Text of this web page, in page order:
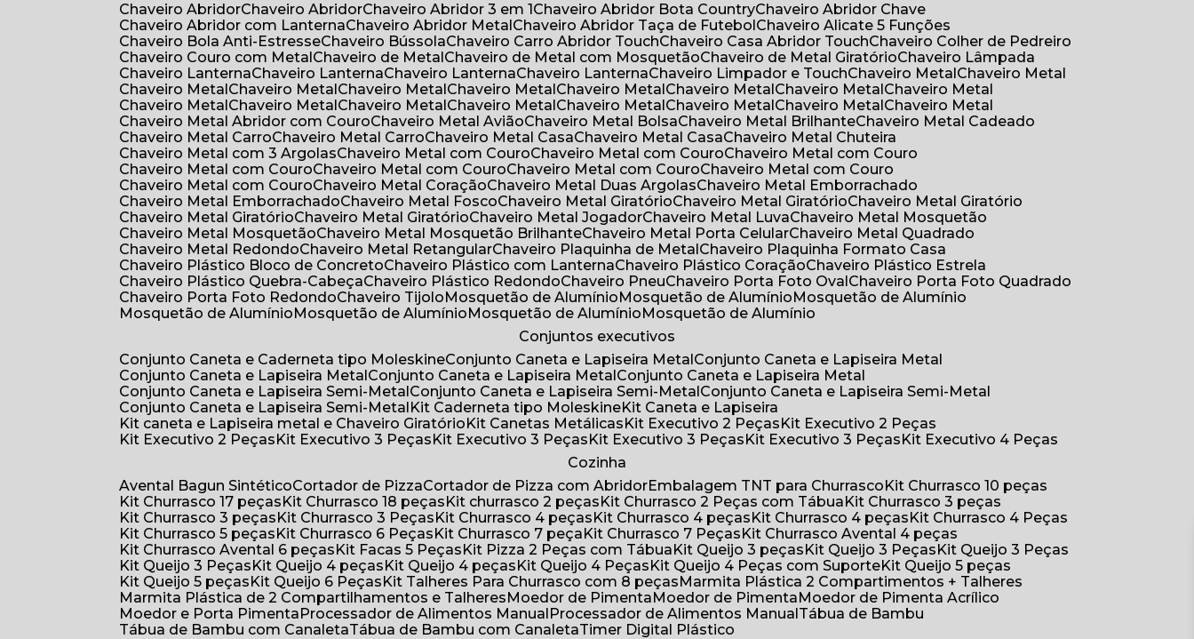
Chaveiro Abridor
Chaveiro Abridor Chaveiro Abridor 3 em 1 Chaveiro Abridor Bota Country
Chaveiro Abridor Chave
Chaveiro Abridor com Lanterna
Chaveiro Abridor Metal Chaveiro Abridor Taça de Futebol
Chaveiro Alicate 5 Funções
Chaveiro Bola Anti-Estresse
Chaveiro Bússola Chaveiro Carro Abridor Touch Chaveiro Casa Abridor Touch
Chaveiro Colher de Pedreiro
Chaveiro Couro com Metal
Chaveiro de Metal Chaveiro de Metal com Mosquetão Chaveiro de Metal Giratório
Chaveiro Lâmpada
Chaveiro Lanterna
Chaveiro Lanterna Chaveiro Lanterna Chaveiro Lanterna Chaveiro Limpador e Touch Chaveiro Metal
Chaveiro Metal
Chaveiro Metal
Chaveiro Metal Chaveiro Metal Chaveiro Metal Chaveiro Metal Chaveiro Metal Chaveiro Metal
Chaveiro Metal
Chaveiro Metal
Chaveiro Metal Chaveiro Metal Chaveiro Metal Chaveiro Metal Chaveiro Metal Chaveiro Metal
Chaveiro Metal
Chaveiro Metal Abridor com Couro
Chaveiro Metal Avião Chaveiro Metal Bolsa Chaveiro Metal Brilhante
Chaveiro Metal Cadeado
Chaveiro Metal Carro
Chaveiro Metal Carro Chaveiro Metal Casa Chaveiro Metal Casa
Chaveiro Metal Chuteira
Chaveiro Metal com 3 Argolas
Chaveiro Metal com Couro Chaveiro Metal com Couro
Chaveiro Metal com Couro
Chaveiro Metal com Couro
Chaveiro Metal com Couro Chaveiro Metal com Couro
Chaveiro Metal com Couro
Chaveiro Metal com Couro
Chaveiro Metal Coração Chaveiro Metal Duas Argolas
Chaveiro Metal Emborrachado
Chaveiro Metal Emborrachado
Chaveiro Metal Fosco Chaveiro Metal Giratório Chaveiro Metal Giratório
Chaveiro Metal Giratório
Chaveiro Metal Giratório
Chaveiro Metal Giratório Chaveiro Metal Jogador Chaveiro Metal Luva
Chaveiro Metal Mosquetão
Chaveiro Metal Mosquetão
Chaveiro Metal Mosquetão Brilhante Chaveiro Metal Porta Celular
Chaveiro Metal Quadrado
Chaveiro Metal Redondo
Chaveiro Metal Retangular Chaveiro Plaquinha de Metal
Chaveiro Plaquinha Formato Casa
Chaveiro Plástico Bloco de Concreto
Chaveiro Plástico com Lanterna Chaveiro Plástico Coração
Chaveiro Plástico Estrela
Chaveiro Plástico Quebra-Cabeça
Chaveiro Plástico Redondo Chaveiro Pneu Chaveiro Porta Foto Oval
Chaveiro Porta Foto Quadrado
Chaveiro Porta Foto Redondo
Chaveiro Tijolo Mosquetão de Alumínio Mosquetão de Alumínio
Mosquetão de Alumínio
Mosquetão de Alumínio
Mosquetão de Alumínio Mosquetão de Alumínio
Mosquetão de Alumínio
Conjuntos executivos
Conjunto Caneta e Caderneta tipo Moleskine
Conjunto Caneta e Lapiseira Metal
Conjunto Caneta e Lapiseira Metal
Conjunto Caneta e Lapiseira Metal
Conjunto Caneta e Lapiseira Metal
Conjunto Caneta e Lapiseira Metal
Conjunto Caneta e Lapiseira Semi-Metal
Conjunto Caneta e Lapiseira Semi-Metal
Conjunto Caneta e Lapiseira Semi-Metal
Conjunto Caneta e Lapiseira Semi-Metal
Kit Caderneta tipo Moleskine
Kit Caneta e Lapiseira
Kit caneta e Lapiseira metal e Chaveiro Giratório
Kit Canetas Metálicas Kit Executivo 2 Peças
Kit Executivo 2 Peças
Kit Executivo 2 Peças
Kit Executivo 3 Peças Kit Executivo 3 Peças Kit Executivo 3 Peças Kit Executivo 3 Peças
Kit Executivo 4 Peças
Cozinha
Avental Bagun Sintético
Cortador de Pizza Cortador de Pizza com Abridor Embalagem TNT para Churrasco
Kit Churrasco 10 peças
Kit Churrasco 17 peças
Kit Churrasco 18 peças Kit churrasco 2 peças Kit Churrasco 2 Peças com Tábua
Kit Churrasco 3 peças
Kit Churrasco 3 peças
Kit Churrasco 3 Peças Kit Churrasco 4 peças Kit Churrasco 4 peças Kit Churrasco 4 peças
Kit Churrasco 4 Peças
Kit Churrasco 5 peças
Kit Churrasco 6 Peças Kit Churrasco 7 peça Kit Churrasco 7 Peças
Kit Churrasco Avental 4 peças
Kit Churrasco Avental 6 peças
Kit Facas 5 Peças Kit Pizza 2 Peças com Tábua Kit Queijo 3 peças Kit Queijo 3 Peças
Kit Queijo 3 Peças
Kit Queijo 3 Peças
Kit Queijo 4 peças Kit Queijo 4 peças Kit Queijo 4 Peças Kit Queijo 4 Peças com Suporte
Kit Queijo 5 peças
Kit Queijo 5 peças
Kit Queijo 6 Peças Kit Talheres Para Churrasco com 8 peças
Marmita Plástica 2 Compartimentos + Talheres
Marmita Plástica de 2 Compartilhamentos e Talheres
Moedor de Pimenta Moedor de Pimenta
Moedor de Pimenta Acrílico
Moedor e Porta Pimenta
Processador de Alimentos Manual Processador de Alimentos Manual
Tábua de Bambu
Tábua de Bambu com Canaleta
Tábua de Bambu com Canaleta
Timer Digital Plástico